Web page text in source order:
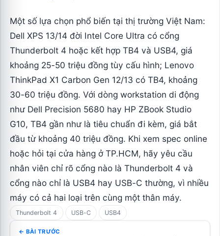
Một số lựa chọn phổ biến tại thị trường Việt Nam:
Dell XPS 13/14 đời Intel Core Ultra có cổng
Thunderbolt 4 hoặc kết hợp TB4 và USB4, giá
khoảng 25-50 triệu đồng tùy cấu hình; Lenovo
ThinkPad X1 Carbon Gen 12/13 có TB4, khoảng
30-60 triệu đồng. Với dòng workstation di động
như Dell Precision 5680 hay HP ZBook Studio
G10, TB4 gần như là tiêu chuẩn đi kèm, giá bắt
đầu từ khoảng 40 triệu đồng. Khi xem spec online
hoặc hỏi tại cửa hàng ở TP.HCM, hãy yêu cầu
nhân viên chỉ rõ cổng nào là Thunderbolt 4 và
cổng nào chỉ là USB4 hay USB-C thường, vì nhiều
máy có cả hai loại trên cùng một thân máy.
Thunderbolt 4 USB-C USB4
← BÀI TRƯỚC